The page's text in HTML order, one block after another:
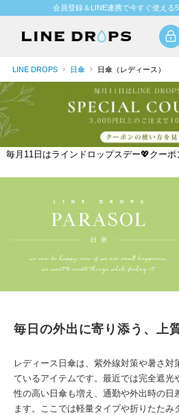
会員登録＆LINE連携で今すぐ使える
LINE DROPS 日傘 日傘（レディース）
毎月11日はラインドロップスデー💖クーポ
毎日の外出に寄り添う、上
レディース日傘は、紫外線対策や暑さ
ているアイテムです。最近では完全遮光
性の高い日傘も増え、通勤や外出時の日
ます。ここでは軽量タイプや折りたたみ